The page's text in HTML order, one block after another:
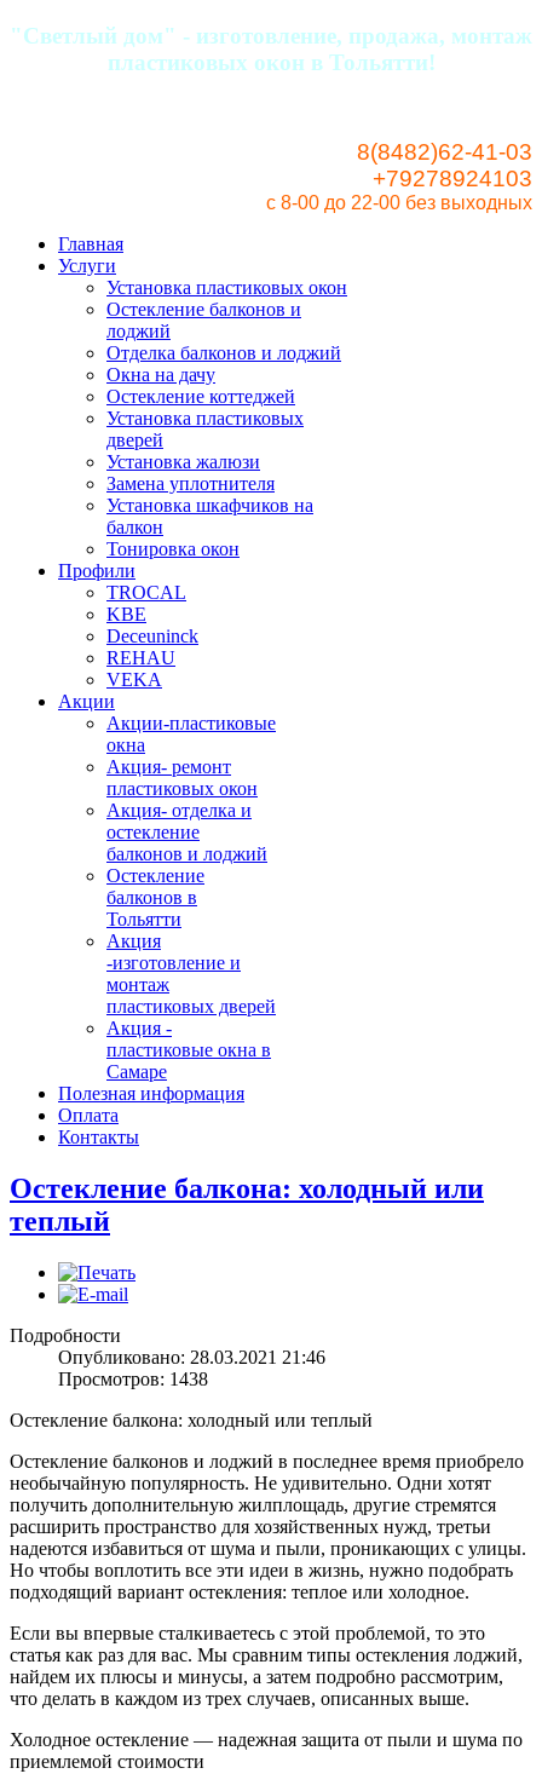
"Светлый дом" - изготовление, продажа, монтаж
пластиковых окон в Тольятти!
8(8482)62-41-03
+79278924103
с 8-00 до 22-00 без выходных
Главная
Услуги
Установка пластиковых окон
Остекление балконов и
лоджий
Отделка балконов и лоджий
Окна на дачу
Остекление коттеджей
Установка пластиковых
дверей
Установка жалюзи
Замена уплотнителя
Установка шкафчиков на
балкон
Тонировка окон
Профили
TROCAL
KBE
Deceuninck
REHAU
VEKA
Акции
Акции-пластиковые
окна
Акция- ремонт
пластиковых окон
Акция- отделка и
остекление
балконов и лоджий
Остекление
балконов в
Тольятти
Акция
-изготовление и
монтаж
пластиковых дверей
Акция -
пластиковые окна в
Самаре
Полезная информация
Оплата
Контакты
Остекление балкона: холодный или
теплый
Подробности
Опубликовано: 28.03.2021 21:46
Просмотров: 1438
Остекление балкона: холодный или теплый
Остекление балконов и лоджий в последнее время приобрело
необычайную популярность. Не удивительно. Одни хотят
получить дополнительную жилплощадь, другие стремятся
расширить пространство для хозяйственных нужд, третьи
надеются избавиться от шума и пыли, проникающих с улицы.
Но чтобы воплотить все эти идеи в жизнь, нужно подобрать
подходящий вариант остекления: теплое или холодное.
Если вы впервые сталкиваетесь с этой проблемой, то это
статья как раз для вас. Мы сравним типы остекления лоджий,
найдем их плюсы и минусы, а затем подробно рассмотрим,
что делать в каждом из трех случаев, описанных выше.
Холодное остекление — надежная защита от пыли и шума по
приемлемой стоимости